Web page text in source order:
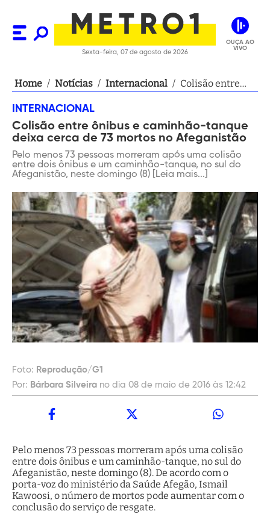
Sexta-feira, 07 de agosto de 2026
OUÇA AO
VIVO
Home / Notícias / Internacional / Colisão entre
tanque deixa
cerca de 73
mortos no
Afeganistão
INTERNACIONAL
Colisão entre ônibus e caminhão-tanque
deixa cerca de 73 mortos no Afeganistão
Pelo menos 73 pessoas morreram após uma colisão
entre dois ônibus e um caminhão-tanque, no sul do
Afeganistão, neste domingo (8) [Leia mais...]
Foto: Reprodução/G1
Por: Bárbara Silveira no dia 08 de maio de 2016 às 12:42
Pelo menos 73 pessoas morreram após uma colisão
entre dois ônibus e um caminhão-tanque, no sul do
Afeganistão, neste domingo (8). De acordo com o
porta-voz do ministério da Saúde Afegão, Ismail
Kawoosi, o número de mortos pode aumentar com o
conclusão do serviço de resgate.